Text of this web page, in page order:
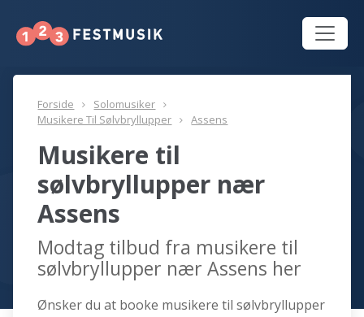
Forside
Solomusiker
Musikere Til Sølvbryllupper
Assens
Musikere til
sølvbryllupper nær
Assens
Modtag tilbud fra musikere til
sølvbryllupper nær Assens her
Ønsker du at booke musikere til sølvbryllupper